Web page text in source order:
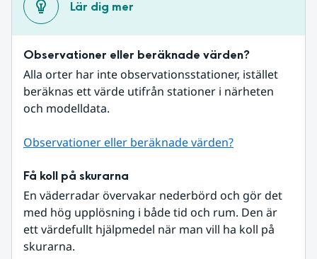
Lär dig mer
Observationer eller beräknade värden?
Alla orter har inte observationsstationer, istället
beräknas ett värde utifrån stationer i närheten
och modelldata.
Observationer eller beräknade värden?
Få koll på skurarna
En väderradar övervakar nederbörd och gör det
med hög upplösning i både tid och rum. Den är
ett värdefullt hjälpmedel när man vill ha koll på
skurarna.